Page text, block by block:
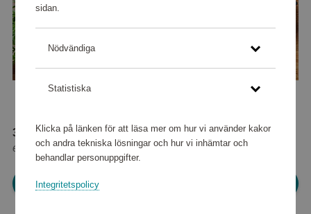
30 160 poäng
eller
377 kr
Logga in för att kunna handla
sidan.
Nödvändiga
Statistiska
Klicka på länken för att läsa mer om hur vi använder kakor
och andra tekniska lösningar och hur vi inhämtar och
behandlar personuppgifter.
Integritetspolicy